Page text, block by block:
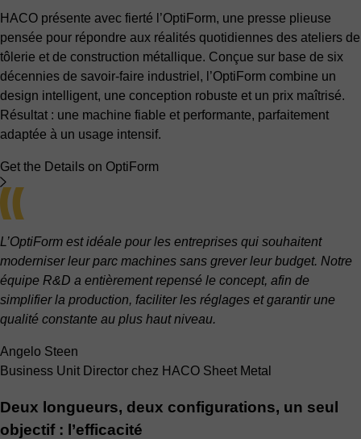
HACO présente avec fierté l’OptiForm, une presse plieuse
pensée pour répondre aux réalités quotidiennes des ateliers de
tôlerie et de construction métallique. Conçue sur base de six
décennies de savoir-faire industriel, l’OptiForm combine un
design intelligent, une conception robuste et un prix maîtrisé.
Résultat : une machine fiable et performante, parfaitement
adaptée à un usage intensif.
Get the Details on OptiForm
L’OptiForm est idéale pour les entreprises qui souhaitent
moderniser leur parc machines sans grever leur budget. Notre
équipe R&D a entièrement repensé le concept, afin de
simplifier la production, faciliter les réglages et garantir une
qualité constante au plus haut niveau.
Angelo Steen
Business Unit Director chez HACO Sheet Metal
Deux longueurs, deux configurations, un seul
objectif : l’efficacité